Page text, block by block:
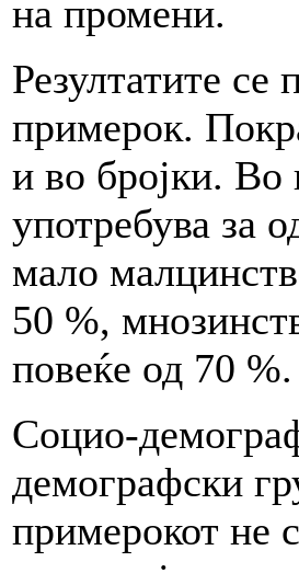
на промени.
Резултатите
примерок.
и во бројки. Во
употребува за
мало
50 %,
повеќе од 70 %.
Социо-
демографски
примерокот не